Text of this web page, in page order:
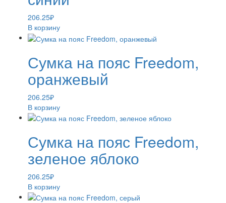
206.25₽
В корзину
Сумка на пояс Freedom,
оранжевый
206.25₽
В корзину
Сумка на пояс Freedom,
зеленое яблоко
206.25₽
В корзину